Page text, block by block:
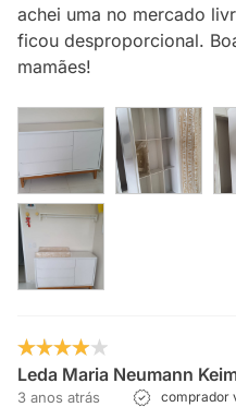
achei uma no mercado
ficou desproporcional.
mamães!
Leda Maria Neumann
3 anos atrás comprador